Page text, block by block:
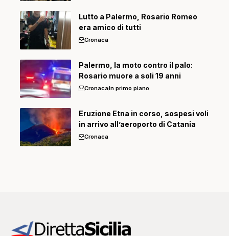
Lutto a Palermo, Rosario Romeo
era amico di tutti
Cronaca
Palermo, la moto contro il palo:
Rosario muore a soli 19 anni
CronacaIn primo piano
Eruzione Etna in corso, sospesi voli
in arrivo all’aeroporto di Catania
Cronaca